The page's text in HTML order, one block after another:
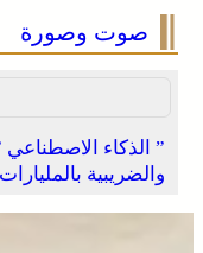
صوت وصورة
” الذكاء
والضريبية بالمليارات